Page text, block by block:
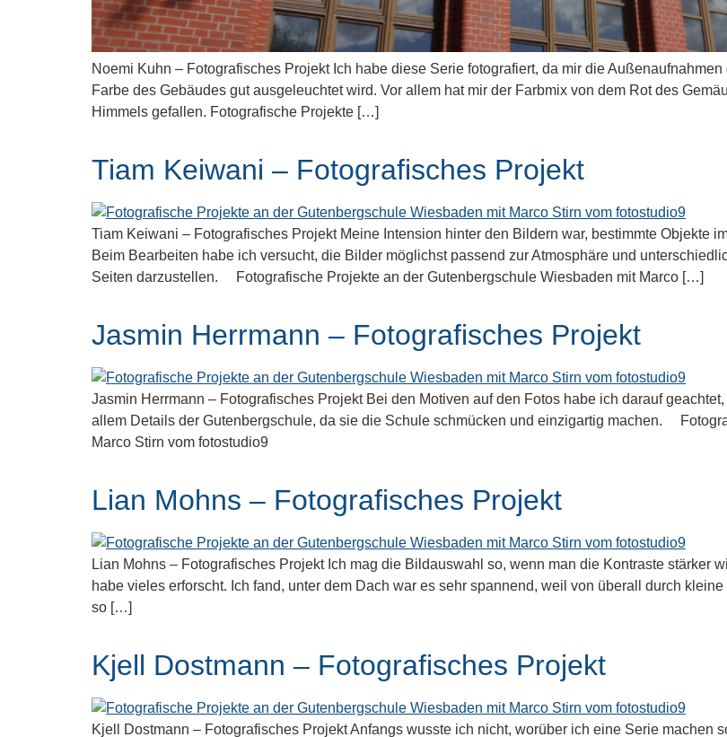
Noemi Kuhn – Fotografisches Projekt Ich habe diese Serie fotografiert, da mir die
Farbe des Gebäudes gut ausgeleuchtet wird. Vor allem hat mir der Farbmix von dem Rot des
Himmels gefallen. Fotografische Projekte […]
Tiam Keiwani – Fotografisches Projekt
Tiam Keiwani – Fotografisches Projekt Meine Intension hinter den Bildern war, bestimmte Objekte
Beim Bearbeiten habe ich versucht, die Bilder möglichst passend zur Atmosphäre und
Seiten darzustellen. Fotografische Projekte an der Gutenbergschule Wiesbaden mit Marco […]
Jasmin Herrmann – Fotografisches Projekt
Jasmin Herrmann – Fotografisches Projekt Bei den Motiven auf den Fotos habe ich darauf
allem Details der Gutenbergschule, da sie die Schule schmücken und einzigartig machen.
Marco Stirn vom fotostudio9
Lian Mohns – Fotografisches Projekt
Lian Mohns – Fotografisches Projekt Ich mag die Bildauswahl so, wenn man die Kontraste stärker
habe vieles erforscht. Ich fand, unter dem Dach war es sehr spannend, weil von überall durch
so […]
Kjell Dostmann – Fotografisches Projekt
Kjell Dostmann – Fotografisches Projekt Anfangs wusste ich nicht, worüber ich eine Serie machen